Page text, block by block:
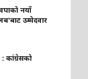
नयाँ
उम्मेदवार
कांग्रेसको